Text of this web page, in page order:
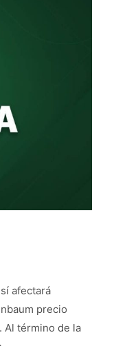
afectará
precio
Al término de la